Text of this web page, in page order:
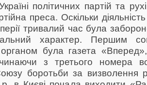
політичних партій та
преса. Оскільки
тривалий час була
характер. Першим
була газета
з третього номера
боротьби за визволення